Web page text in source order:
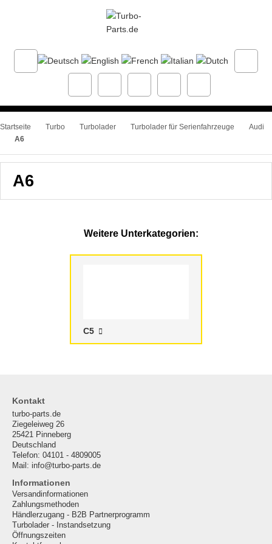
Startseite Turbo Turbolader Turbolader für Serienfahrzeuge
Audi
A6
A6
Weitere Unterkategorien:
C5
Kontakt
turbo-parts.de
Ziegeleiweg 26
25421 Pinneberg
Deutschland
Telefon: 04101 - 4809005
Mail: info@turbo-parts.de
Informationen
Versandinformationen
Zahlungsmethoden
Händlerzugang - B2B Partnerprogramm
Turbolader - Instandsetzung
Öffnungszeiten